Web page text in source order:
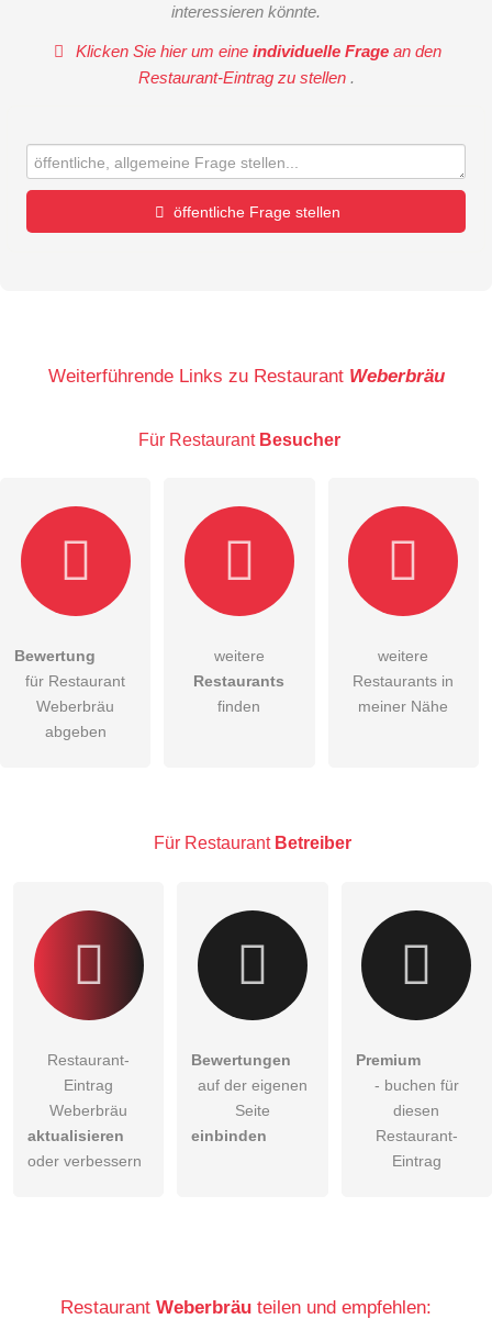
interessieren könnte.
Klicken Sie hier um eineindividuelle Frage an den
Restaurant-Eintrag zu stellen .
öffentliche Frage stellen
E-Mail-Adresse (wird nicht veröffentlicht)
Hiermit akzeptiere ich dieAGB
Die Datenschutzerklärung habe ich zur Kenntnis genommen.
Besucher sichtbar.
Weiterführende Links zu Restaurant Weberbräu
Für Restaurant Besucher
Bewertung
für Restaurant
Weberbräu
abgeben
weitere
Restaurants
finden
weitere
Restaurants in
meiner Nähe
Für Restaurant Betreiber
Restaurant-
Eintrag
Weberbräu
aktualisieren
oder verbessern
Bewertungen
auf der eigenen
Seite
einbinden
Premium
- buchen für
diesen
Restaurant-
Eintrag
Restaurant Weberbräu teilen und empfehlen: